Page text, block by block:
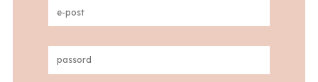
e-
(Required)
passord